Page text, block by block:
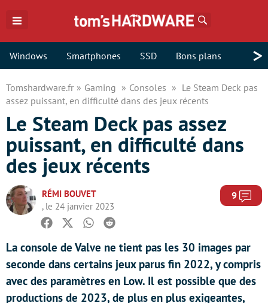
Windows Smartphones SSD Bons plans >
Tomshardware.fr Gaming Consoles
Le Steam Deck pas
assez puissant, en difficulté dans des jeux récents
Le Steam Deck pas assez
puissant, en difficulté dans
des jeux récents
RÉMI BOUVET
, le 24 janvier 2023
9
Facebook
TwitterWhatsapp
Reddit
La console de Valve ne tient pas les 30 images par
seconde dans certains jeux parus fin 2022, y compris
avec des paramètres en Low. Il est possible que des
productions de 2023, de plus en plus exigeantes,